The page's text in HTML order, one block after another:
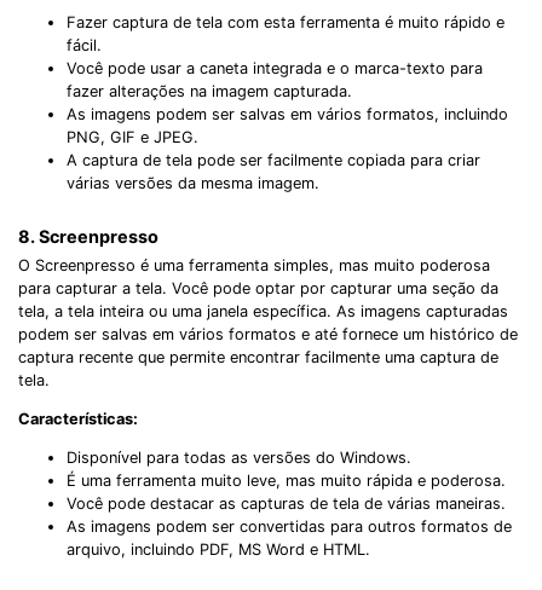
Fazer captura de tela com esta ferramenta é muito rápido e
fácil.
Você pode usar a caneta integrada e o marca-texto para
fazer alterações na imagem capturada.
As imagens podem ser salvas em vários formatos, incluindo
PNG, GIF e JPEG.
A captura de tela pode ser facilmente copiada para criar
várias versões da mesma imagem.
8. Screenpresso
O Screenpresso é uma ferramenta simples, mas muito poderosa
para capturar a tela. Você pode optar por capturar uma seção da
tela, a tela inteira ou uma janela específica. As imagens capturadas
podem ser salvas em vários formatos e até fornece um histórico de
captura recente que permite encontrar facilmente uma captura de
tela.
Características:
Disponível para todas as versões do Windows.
É uma ferramenta muito leve, mas muito rápida e poderosa.
Você pode destacar as capturas de tela de várias maneiras.
As imagens podem ser convertidas para outros formatos de
arquivo, incluindo PDF, MS Word e HTML.